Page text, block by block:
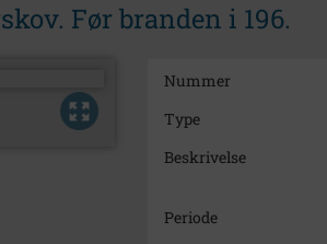
Før branden i 196.
Nummer
Type
Beskrivelse
Periode